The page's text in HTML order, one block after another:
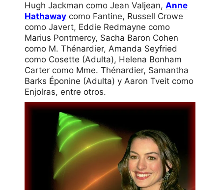
Hugh Jackman como Jean Valjean, Anne
Hathaway como Fantine, Russell Crowe
como Javert, Eddie Redmayne como
Marius Pontmercy, Sacha Baron Cohen
como M. Thénardier, Amanda Seyfried
como Cosette (Adulta), Helena Bonham
Carter como Mme. Thénardier, Samantha
Barks Éponine (Adulta) y Aaron Tveit como
Enjolras, entre otros.